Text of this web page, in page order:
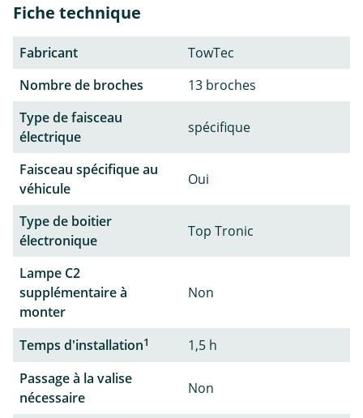
Fiche technique
Fabricant
TowTec
Nombre de broches
13 broches
Type de faisceau
électrique
spécifique
Faisceau spécifique au
véhicule
Oui
Type de boitier
électronique
Top Tronic
Lampe C2
supplémentaire à
monter
Non
Temps d'installation1
1,5 h
Passage à la valise
nécessaire
Non